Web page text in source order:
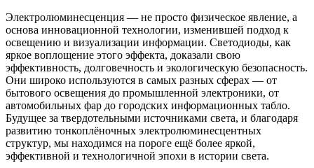
Электролюминесценция — не просто физическое явление, а
основа инновационной технологии, изменившей подход к
освещению и визуализации информации. Светодиоды, как
яркое воплощение этого эффекта, доказали свою
эффективность, долговечность и экологическую безопасность.
Они широко используются в самых разных сферах — от
бытового освещения до промышленной электроники, от
автомобильных фар до городских информационных табло.
Будущее за твердотельными источниками света, и благодаря
развитию тонкоплёночных электролюминесцентных
структур, мы находимся на пороге ещё более яркой,
эффективной и технологичной эпохи в истории света.